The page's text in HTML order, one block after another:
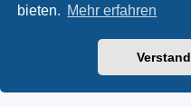
bieten. Mehr erfahren